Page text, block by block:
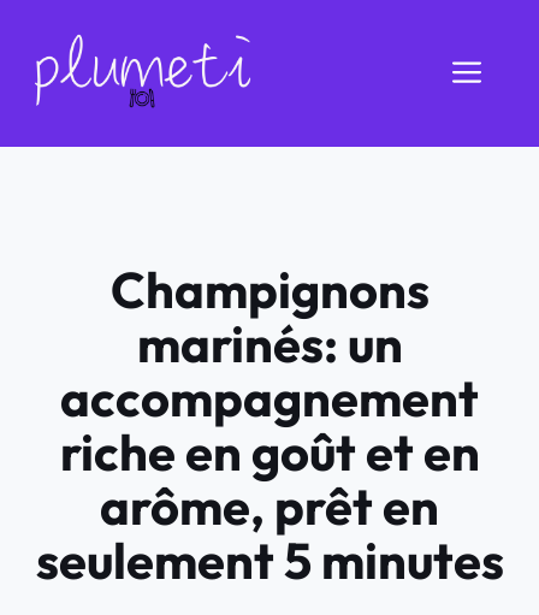
contenu
Champignons
marinés: un
accompagnement
riche en goût et en
arôme, prêt en
seulement 5 minutes